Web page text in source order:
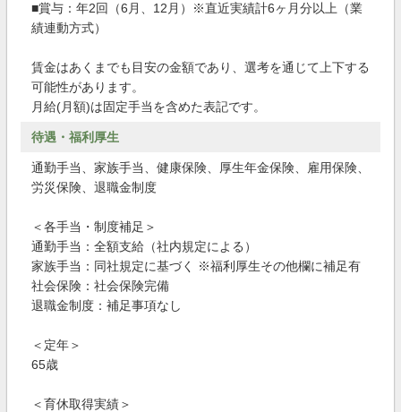
■賞与：年2回（6月、12月）※直近実績計6ヶ月分以上（業
績連動方式）
賃金はあくまでも目安の金額であり、選考を通じて上下する
可能性があります。
月給(月額)は固定手当を含めた表記です。
待遇・福利厚生
通勤手当、家族手当、健康保険、厚生年金保険、雇用保険、
労災保険、退職金制度
＜各手当・制度補足＞
通勤手当：全額支給（社内規定による）
家族手当：同社規定に基づく ※福利厚生その他欄に補足有
社会保険：社会保険完備
退職金制度：補足事項なし
＜定年＞
65歳
＜育休取得実績＞